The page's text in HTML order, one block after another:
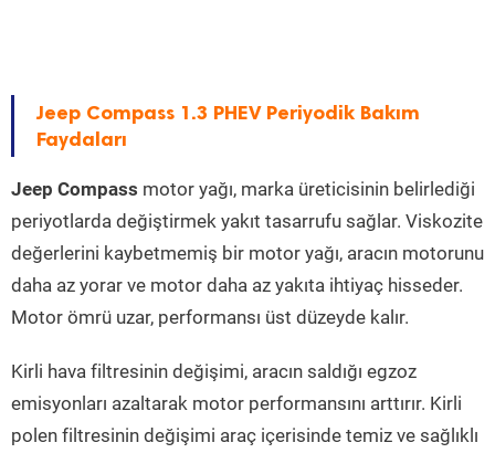
Jeep Compass 1.3 PHEV Periyodik Bakım
Faydaları
Jeep Compass motor yağı, marka üreticisinin belirlediği
periyotlarda değiştirmek yakıt tasarrufu sağlar. Viskozite
değerlerini kaybetmemiş bir motor yağı, aracın motorunu
daha az yorar ve motor daha az yakıta ihtiyaç hisseder.
Motor ömrü uzar, performansı üst düzeyde kalır.
Kirli hava filtresinin değişimi, aracın saldığı egzoz
emisyonları azaltarak motor performansını arttırır. Kirli
polen filtresinin değişimi araç içerisinde temiz ve sağlıklı